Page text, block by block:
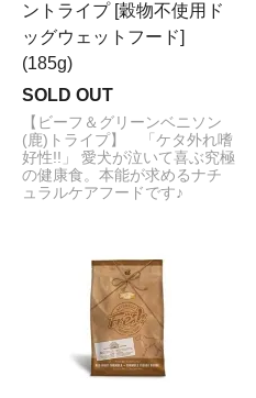
ントライプ [穀物不使用ド
ッグウェットフード]
(185g)
SOLD OUT
【ビーフ＆グリーンベニソン
(鹿)トライプ】 「ケタ外れ嗜
好性!!」 愛犬が泣いて喜ぶ究極
の健康食。本能が求めるナチ
ュラルケアフードです♪